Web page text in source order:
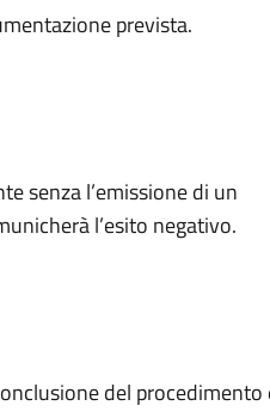
prevista.
senza l’emissione di un
l’esito negativo.
del procedimento